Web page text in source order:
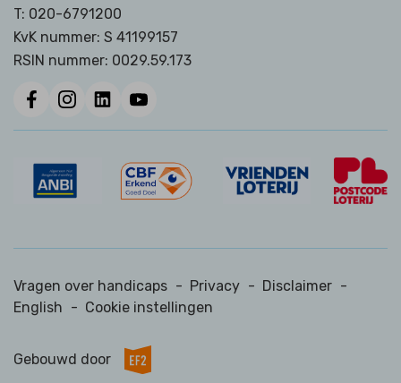
T: 020-6791200
KvK nummer: S 41199157
RSIN nummer: 0029.59.173
Vragen over handicaps - Privacy - Disclaimer -
English - Cookie instellingen
Gebouwd door